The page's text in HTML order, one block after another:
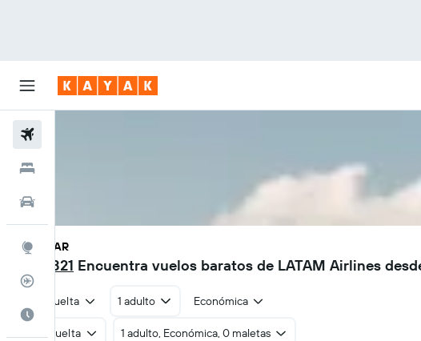
Explore
SCL - PAR
$436.821 Encuentra vuelos baratos de LATAM Airlines
Ida y vuelta 1 adulto Económica
Ida y vuelta 1 adulto, Económica, 0 maletas